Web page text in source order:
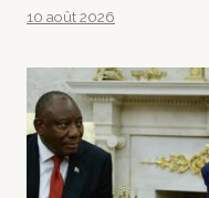
10 août 2026